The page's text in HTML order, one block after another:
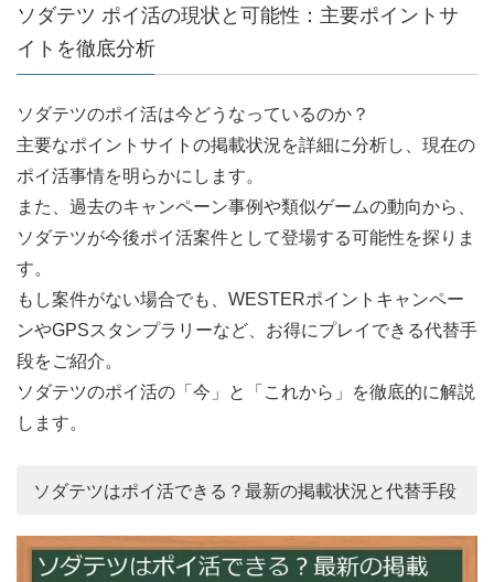
ソダテツ ポイ活の現状と可能性：主要ポイントサ
イトを徹底分析
ソダテツのポイ活は今どうなっているのか？
主要なポイントサイトの掲載状況を詳細に分析し、現在の
ポイ活事情を明らかにします。
また、過去のキャンペーン事例や類似ゲームの動向から、
ソダテツが今後ポイ活案件として登場する可能性を探りま
す。
もし案件がない場合でも、WESTERポイントキャンペー
ンやGPSスタンプラリーなど、お得にプレイできる代替手
段をご紹介。
ソダテツのポイ活の「今」と「これから」を徹底的に解説
します。
ソダテツはポイ活できる？最新の掲載状況と代替手段